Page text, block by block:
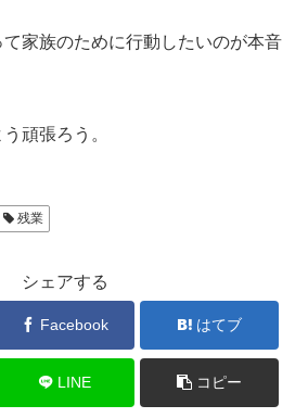
家族のために行動したいのが本音
頑張ろう。
残業
シェアする
Facebook はてブ
LINE コピー